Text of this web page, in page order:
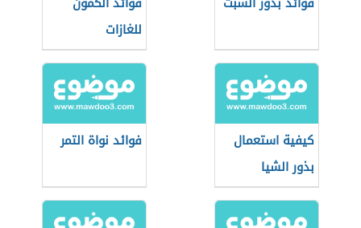
للغازات
كيفية استعمال
بذور الشيا
فوائد نواة التمر